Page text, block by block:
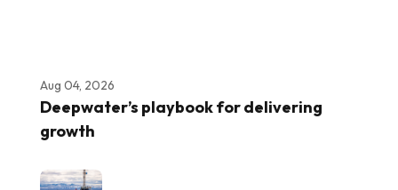
Aug 04, 2026
Deepwater’s playbook for delivering
growth